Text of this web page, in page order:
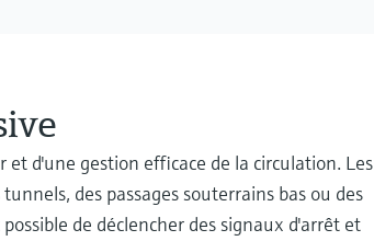
d'une gestion efficace de la circulation. Les
des passages souterrains bas ou des
de déclencher des signaux d'arrêt et